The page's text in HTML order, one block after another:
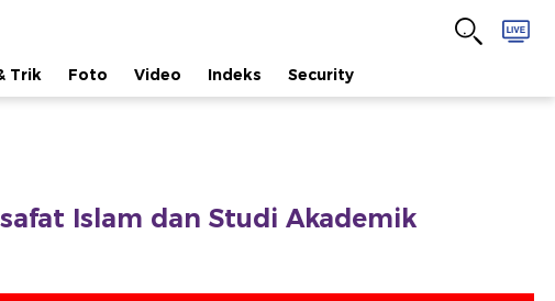
Trik Foto Video Indeks Security
Islam dan Studi Akademik